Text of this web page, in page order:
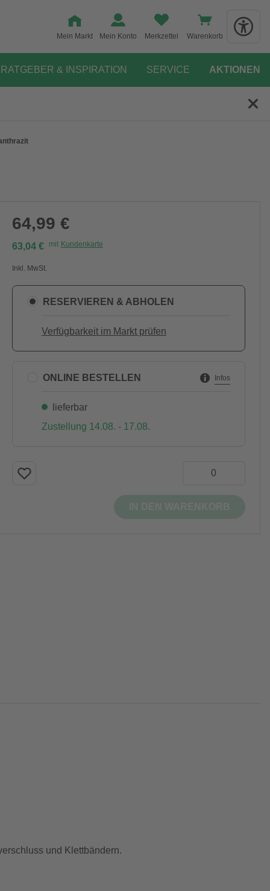
Mein Markt Mein Konto Merkzettel Warenkorb
RATGEBER & INSPIRATION SERVICE AKTIONEN
64,99 €
63,04 € mit Kundenkarte
Inkl. MwSt.
RESERVIEREN & ABHOLEN
Verfügbarkeit im Markt prüfen
ONLINE BESTELLEN Infos
lieferbar
Zustellung 14.08. - 17.08.
und Klettbändern.